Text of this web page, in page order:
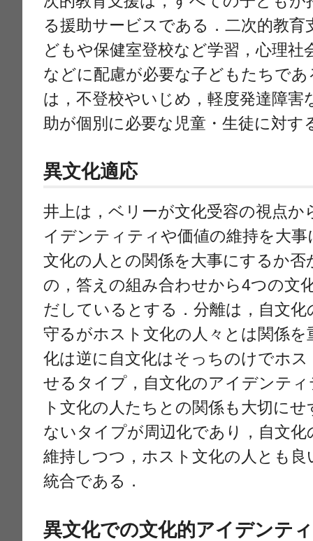
る援助サービスである．二次的教育
どもや保健室登校など学習，心理社
などに配慮が必要な子どもたちであ
は，不登校やいじめ，軽度発達障害
助が個別に必要な児童・生徒に対す
異文化適応
井上は，ベリーが文化受容の視点か
イデンティティや価値の維持を大
文化の人との関係を大事にするか
の，答えの組み合わせから4つの文
だしているとする．分離は，自文
守るがホスト文化の人々とは関係
化は逆に自文化はそっちのけでホ
せるタイプ，自文化のアイデンテ
ト文化の人たちとの関係も大切に
ないタイプが周辺化であり，自文
維持しつつ，ホスト文化の人とも
統合である．
異文化での文化的アイデンテ